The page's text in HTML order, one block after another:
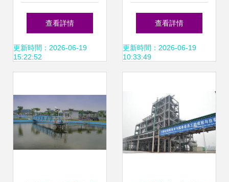
中國建設工程BIM
大賽一等獎，BIM
秘！
查看詳情
更新時間：2026-06-19
15:22:52
設計的深思與踐行
查看詳情
更新時間：2026-06-19
10:33:49